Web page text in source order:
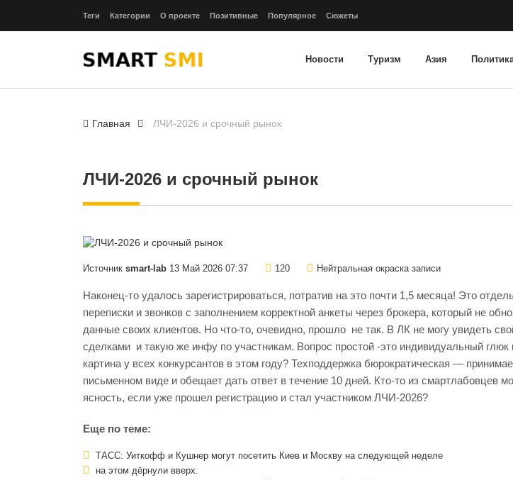
Теги Категории О проекте Позитивные Популярное Сюжеты
Новости Туризм Азия
Главная ЛЧИ-2026 и срочный рынок
ЛЧИ-2026 и срочный рынок
Источник smart-lab 13 Май 2026 07:37 120 Нейтральная окраска записи
Наконец-то удалось зарегистрироваться, потратив на это почти 1,5 месяца! Это
переписки и звонков с заполнением корректной анкеты через брокера, который не
данные своих клиентов. Но что-то, очевидно, прошло не так. В ЛК не могу увидеть
сделками и такую же инфу по участникам. Вопрос простой -это индивидуальный глюк
картина у всех конкурсантов в этом году? Техподдержка бюрократическая —
письменном виде и обещает дать ответ в течение 10 дней. Кто-то из смартлабовцев
ясность, если уже прошел регистрацию и стал участником ЛЧИ-2026?
Еще по теме:
ТАСС: Уиткофф и Кушнер могут посетить Киев и Москву на следующей неделе
на этом дёрнули вверх.